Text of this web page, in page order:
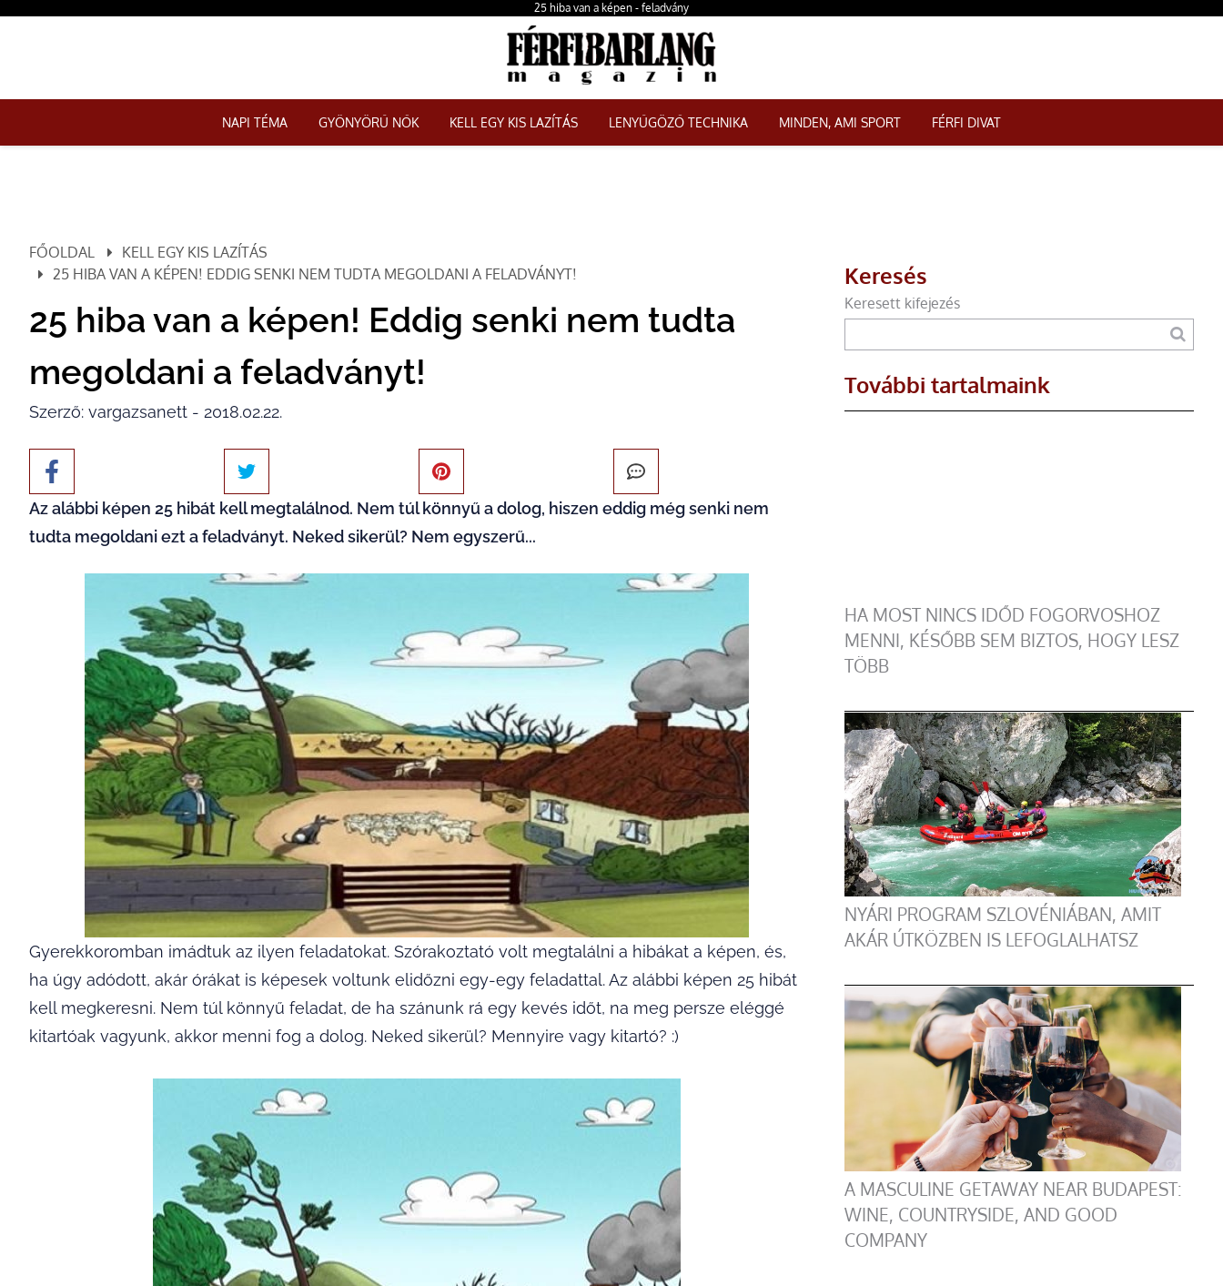
25 hiba van a képen - feladvány
NAPI TÉMA GYÖNYÖRŰ NŐK KELL EGY KIS LAZÍTÁS LENYŰGÖZŐ TECHNIKA MINDEN, AMI SPORT FÉRFI DIVAT
FŐOLDAL
KELL EGY KIS LAZÍTÁS
25 HIBA VAN A KÉPEN! EDDIG SENKI NEM TUDTA MEGOLDANI A FELADVÁNYT!
25 hiba van a képen! Eddig senki nem tudta
megoldani a feladványt!
Szerző: vargazsanett - 2018.02.22.
Az alábbi képen 25 hibát kell megtalálnod. Nem túl könnyű a dolog, hiszen eddig még senki nem
tudta megoldani ezt a feladványt. Neked sikerül? Nem egyszerű...
Gyerekkoromban imádtuk az ilyen feladatokat. Szórakoztató volt megtalálni a hibákat a képen, és,
ha úgy adódott, akár órákat is képesek voltunk elidőzni egy-egy feladattal. Az alábbi képen 25 hibát
kell megkeresni. Nem túl könnyű feladat, de ha szánunk rá egy kevés időt, na meg persze eléggé
kitartóak vagyunk, akkor menni fog a dolog. Neked sikerül? Mennyire vagy kitartó? :)
Keresés
Keresett kifejezés
További tartalmaink
HA MOST NINCS IDŐD FOGORVOSHOZ
MENNI, KÉSŐBB SEM BIZTOS, HOGY LESZ
TÖBB
NYÁRI PROGRAM SZLOVÉNIÁBAN, AMIT
AKÁR ÚTKÖZBEN IS LEFOGLALHATSZ
A MASCULINE GETAWAY NEAR BUDAPEST:
WINE, COUNTRYSIDE, AND GOOD
COMPANY